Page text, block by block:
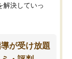
解決していっ
が受け放題